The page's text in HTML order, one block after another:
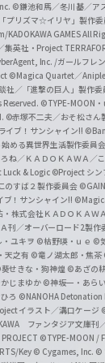
©鎌池和馬／冬川基／ア
プリズマ☆イリヤ」製作
KADOKAWA GAMES All
英社・Project
Inc. /ガールフレ
©Magica Quartet／
社／「進撃の巨人」製作委
©TYPE-MOON
©赤塚不二夫／おそ松さん
イブ！サンシャイン!!
める異世界生活製作委員会
ね／ＫＡＤＯＫＡＷＡ／
& Logic ©Project シン
のすば２製作委員会
！サンシャイン!!
株式会社ＫＡＤＯＫＡＷ
刊／オーバーロード2製作
ユキヲ ©枯野瑛・ｕｅ ©
天之有 ©竜ノ湖太郎・焦茶
せきな・狗神煌 ©あざの
じまゆか ©神坂一・あら
ろ ©NANOHA Detonation
イラスト／溝口ケージ
ファンタジア文庫刊
©TYPE-MOON /
Key © Cygames, Inc. ©